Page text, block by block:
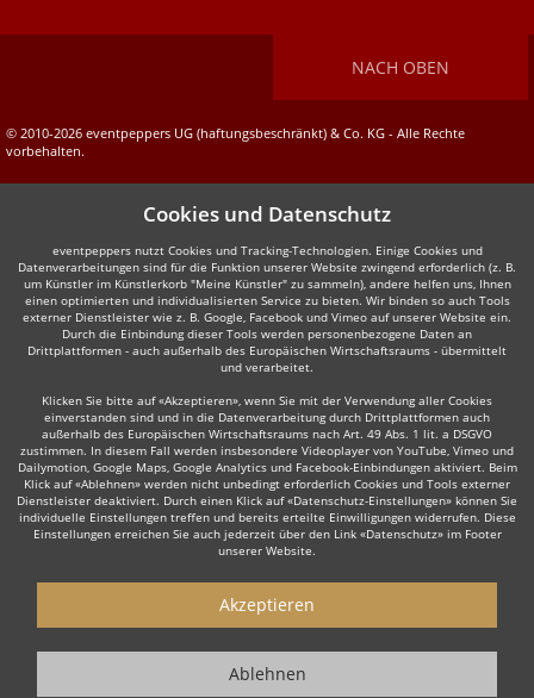
NACH OBEN
© 2010-2026 eventpeppers UG (haftungsbeschränkt) & Co. KG - Alle Rechte
vorbehalten.
Cookies und Datenschutz
eventpeppers nutzt Cookies und Tracking-Technologien. Einige Cookies und
Datenverarbeitungen sind für die Funktion unserer Website zwingend erforderlich (z. B.
um Künstler im Künstlerkorb "Meine Künstler" zu sammeln), andere helfen uns, Ihnen
einen optimierten und individualisierten Service zu bieten. Wir binden so auch Tools
externer Dienstleister wie z. B. Google, Facebook und Vimeo auf unserer Website ein.
Durch die Einbindung dieser Tools werden personenbezogene Daten an
Drittplattformen - auch außerhalb des Europäischen Wirtschaftsraums - übermittelt
und verarbeitet.
Klicken Sie bitte auf «Akzeptieren», wenn Sie mit der Verwendung aller Cookies
einverstanden sind und in die Datenverarbeitung durch Drittplattformen auch
außerhalb des Europäischen Wirtschaftsraums nach Art. 49 Abs. 1 lit. a DSGVO
zustimmen. In diesem Fall werden insbesondere Videoplayer von YouTube, Vimeo und
Dailymotion, Google Maps, Google Analytics und Facebook-Einbindungen aktiviert. Beim
Klick auf «Ablehnen» werden nicht unbedingt erforderlich Cookies und Tools externer
Dienstleister deaktiviert. Durch einen Klick auf «Datenschutz-Einstellungen» können Sie
individuelle Einstellungen treffen und bereits erteilte Einwilligungen widerrufen. Diese
Einstellungen erreichen Sie auch jederzeit über den Link «Datenschutz» im Footer
unserer Website.
Akzeptieren
Ablehnen